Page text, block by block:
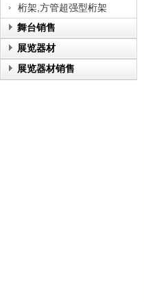
桁架,方管超强型桁架
舞台销售
展览器材
展览器材销售